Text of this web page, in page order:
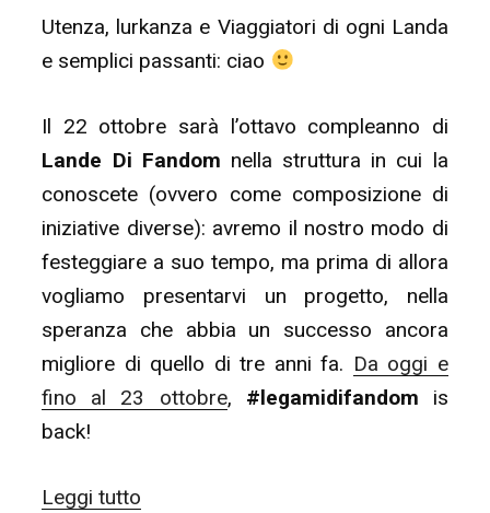
Utenza, lurkanza e Viaggiatori di ogni Landa
e semplici passanti: ciao
Il 22 ottobre sarà l’ottavo compleanno di
Lande Di Fandom nella struttura in cui la
conoscete (ovvero come composizione di
iniziative diverse): avremo il nostro modo di
festeggiare a suo tempo, ma prima di allora
vogliamo presentarvi un progetto, nella
speranza che abbia un successo ancora
migliore di quello di tre anni fa. Da oggi e
fino al 23 ottobre, #legamidifandom is
back!
Leggi tutto